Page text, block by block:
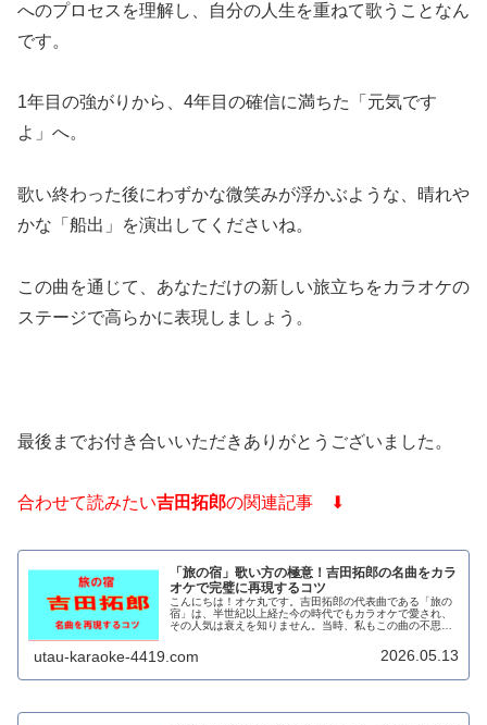
へのプロセスを理解し、自分の人生を重ねて歌うことなん
です。
1年目の強がりから、4年目の確信に満ちた「元気です
よ」へ。
歌い終わった後にわずかな微笑みが浮かぶような、晴れや
かな「船出」を演出してくださいね。
この曲を通じて、あなただけの新しい旅立ちをカラオケの
ステージで高らかに表現しましょう。
最後までお付き合いいただきありがとうございました。
合わせて読みたい吉田拓郎の関連記事 ⬇
「旅の宿」歌い方の極意！吉田拓郎の名曲をカラ
オケで完璧に再現するコツ
こんにちは！オケ丸です。吉田拓郎の代表曲である「旅の
宿」は、半世紀以上経た今の時代でもカラオケで愛され、
その人気は衰えを知りません。当時、私もこの曲の不思議
utau-karaoke-4419.com 2026.05.13